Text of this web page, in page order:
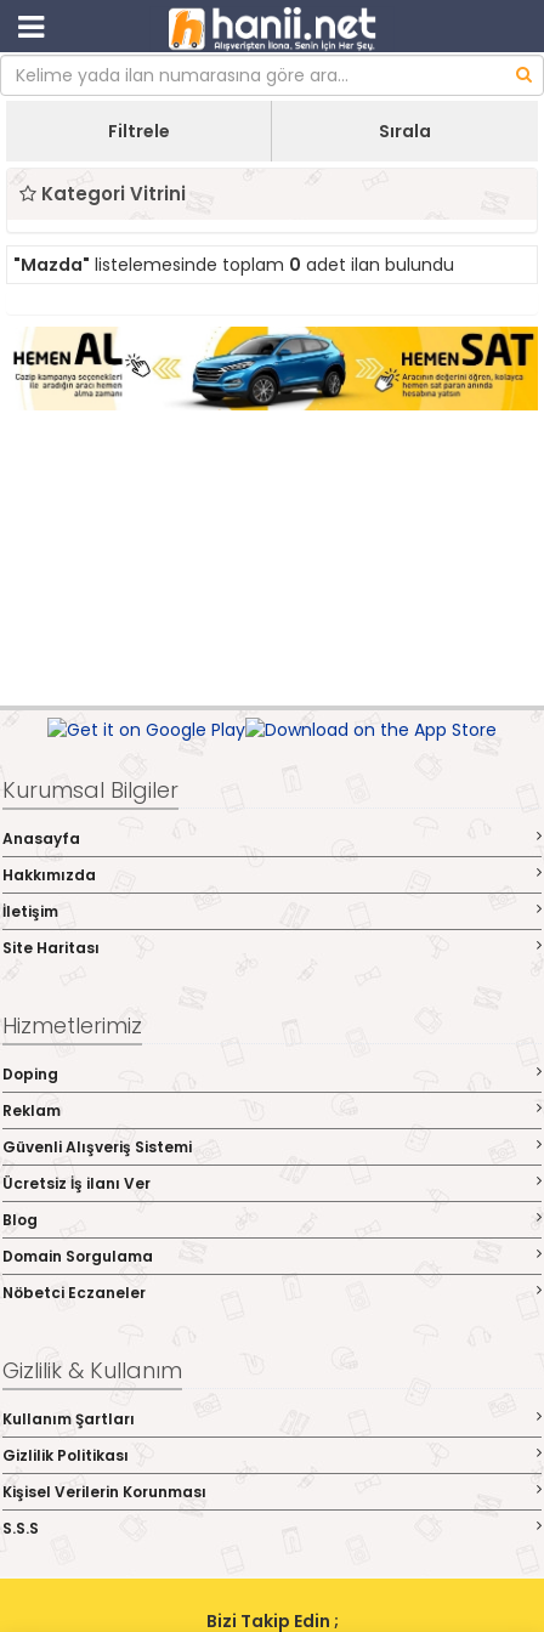
Filtrele Sırala
Kategori Vitrini
"Mazda" listelemesinde toplam 0 adet ilan bulundu
Kurumsal Bilgiler
Anasayfa
Hakkımızda
İletişim
Site Haritası
Hizmetlerimiz
Doping
Reklam
Güvenli Alışveriş Sistemi
Ücretsiz İş ilanı Ver
Blog
Domain Sorgulama
Nöbetci Eczaneler
Gizlilik & Kullanım
Kullanım Şartları
Gizlilik Politikası
Kişisel Verilerin Korunması
S.S.S
Bizi Takip Edin ;